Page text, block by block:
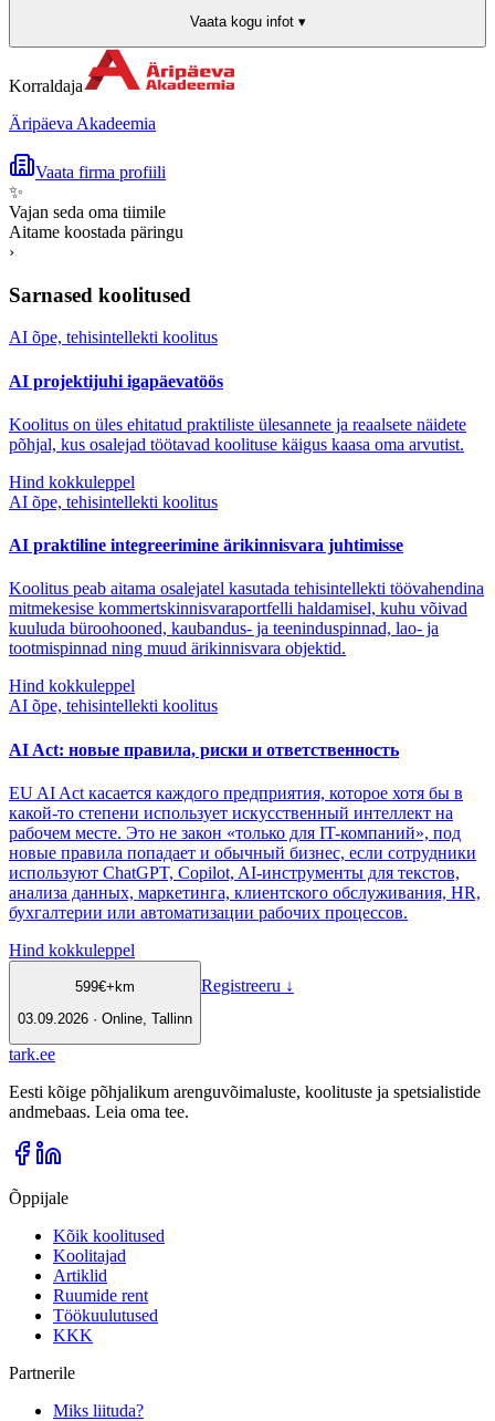
Vaata kogu infot ▾
Korraldaja
Äripäeva Akadeemia
Vaata firma profiili
✨
Vajan seda oma tiimile
Aitame koostada päringu
›
Sarnased koolitused
AI õpe, tehisintellekti koolitus
AI projektijuhi igapäevatöös
Koolitus on üles ehitatud praktiliste ülesannete ja reaalsete näidete
põhjal, kus osalejad töötavad koolituse käigus kaasa oma arvutist.
Hind kokkuleppel
AI õpe, tehisintellekti koolitus
AI praktiline integreerimine ärikinnisvara juhtimisse
Koolitus peab aitama osalejatel kasutada tehisintellekti töövahendina
mitmekesise kommertskinnisvaraportfelli haldamisel, kuhu võivad
kuuluda büroohooned, kaubandus- ja teeninduspinnad, lao- ja
tootmispinnad ning muud ärikinnisvara objektid.
Hind kokkuleppel
AI õpe, tehisintellekti koolitus
AI Act: новые правила, риски и ответственность
EU AI Act касается каждого предприятия, которое хотя бы в
какой-то степени использует искусственный интеллект на
рабочем месте. Это не закон «только для IT-компаний», под
новые правила попадает и обычный бизнес, если сотрудники
используют ChatGPT, Copilot, AI-инструменты для текстов,
анализа данных, маркетинга, клиентского обслуживания, HR,
бухгалтерии или автоматизации рабочих процессов.
Hind kokkuleppel
599€+km
03.09.2026 · Online, Tallinn
Registreeru ↓
tark.ee
Eesti kõige põhjalikum arenguvõimaluste, koolituste ja spetsialistide
andmebaas. Leia oma tee.
Õppijale
Kõik koolitused
Koolitajad
Artiklid
Ruumide rent
Töökuulutused
KKK
Partnerile
Miks liituda?